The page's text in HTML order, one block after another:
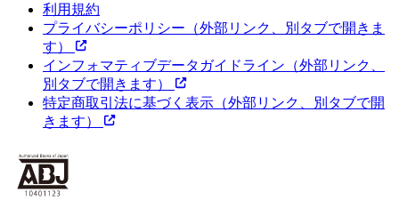
利用規約
プライバシーポリシー （外部リンク、別タブで開きま
す）
インフォマティブデータガイドライン （外部リンク、
別タブで開きます）
特定商取引法に基づく表示 （外部リンク、別タブで開
きます）